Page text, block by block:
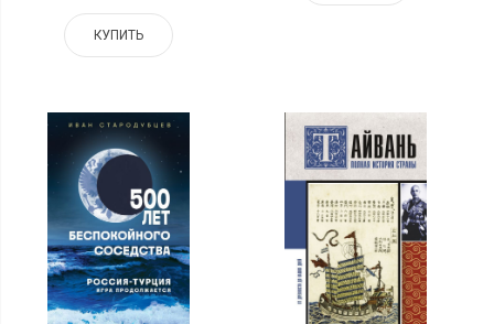
КУПИТЬ